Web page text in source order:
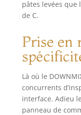
pâtes levées
de C.
Prise en
Là où le
concurrents
interface. Adieu
panneau de